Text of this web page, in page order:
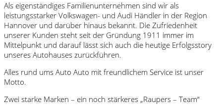
Als eigenständiges Familienunternehmen sind wir als
leistungsstarker Volkswagen- und Audi Händler in der Region
Hannover und darüber hinaus bekannt. Die Zufriedenheit
unserer Kunden steht seit der Gründung 1911 immer im
Mittelpunkt und darauf lässt sich auch die heutige Erfolgsstory
unseres Autohauses zurückführen.
Alles rund ums Auto Auto mit freundlichem Service ist unser
Motto.
Zwei starke Marken – ein noch stärkeres „Raupers – Team“